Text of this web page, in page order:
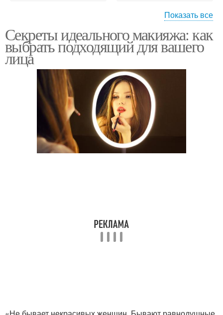
миндалевидных глаз
глаз
Макияж для маленьких
Макияж для выпуклых
Макияж для глаз
Показать все
Секреты идеального макияжа: как
выбрать подходящий для вашего
лица